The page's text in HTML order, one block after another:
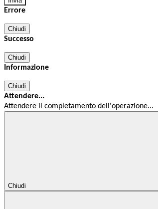
Errore
Chiudi
Successo
Chiudi
Informazione
Chiudi
Attendere...
Attendere il completamento dell'operazione...
Chiudi